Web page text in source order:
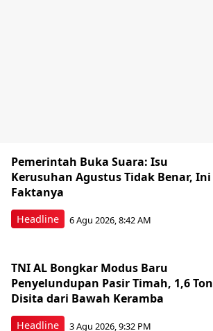
Headline
Pemerintah Buka Suara: Isu
Kerusuhan Agustus Tidak Benar, Ini
Faktanya
6 Agu 2026, 8:42 AM
Headline
TNI AL Bongkar Modus Baru
Penyelundupan Pasir Timah, 1,6 Ton
Disita dari Bawah Keramba
3 Agu 2026, 9:32 PM